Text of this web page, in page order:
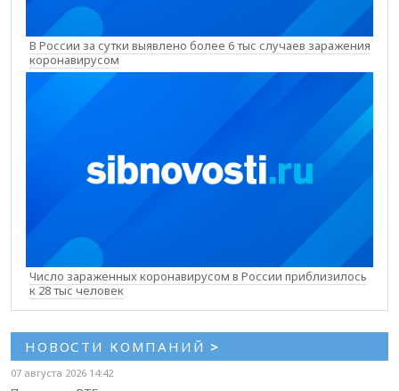
В России за сутки выявлено более 6 тыс случаев заражения
коронавирусом
Число зараженных коронавирусом в России приблизилось
к 28 тыс человек
НОВОСТИ КОМПАНИЙ >
07 августа 2026 14:42